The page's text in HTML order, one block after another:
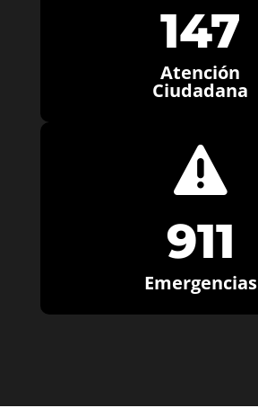
147
Atención
Ciudadana

911
Emergencias